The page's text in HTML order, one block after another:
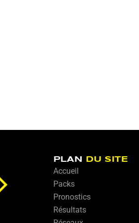
PLAN DU SITE
Accueil
Packs
Pronostics
Résultats